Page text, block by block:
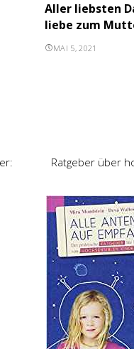
Aller liebsten
liebe zum
MAI 5, 2021
Ratgeber über